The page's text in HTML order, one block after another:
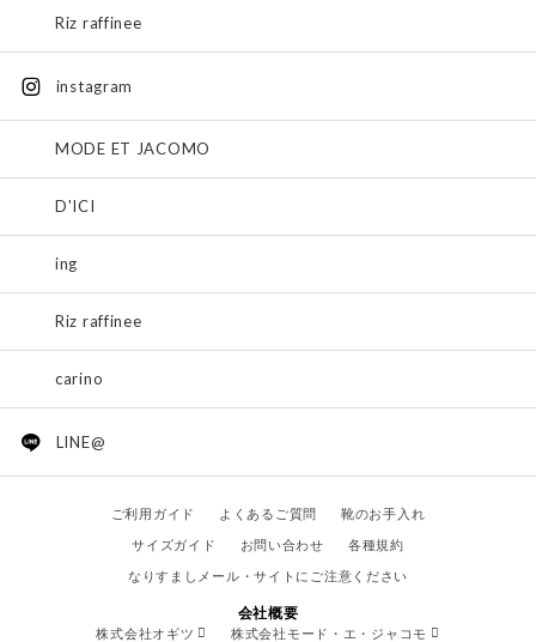
Riz raffinee
instagram
MODE ET JACOMO
D'ICI
ing
Riz raffinee
carino
LINE@
ご利用ガイド よくあるご質問
靴のお手入れ
サイズガイド
お問い合わせ
各種規約
なりすましメール・サイトにご注意ください
会社概要
株式会社オギツ 株式会社モード・エ・ジャコモ